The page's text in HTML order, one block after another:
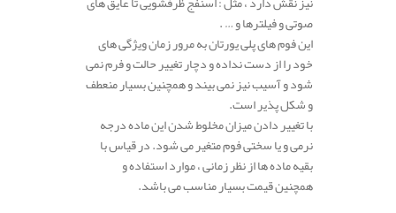
صوتی و فیلترها و … .
این فوم های پلی یورتان به مرور زمان ویژگی های
خود را از دست نداده و دچار تغییر حالت و فرم نمی
شود و آسیب نیز نمی بیند و همچنین بسیار منعطف
و شکل پذیر است.
با تغییر دادن میزان مخلوط شدن این ماده درجه
نرمی و یا سختی فوم متغیر می شود. در قیاس با
بقیه ماده ها از نظر زمانی ، موارد استفاده و
همچنین قیمت بسیار مناسب می باشد.